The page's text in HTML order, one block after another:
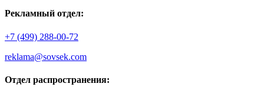
Рекламный отдел:
+7 (499) 288-00-72
reklama@sovsek.com
Отдел распространения: